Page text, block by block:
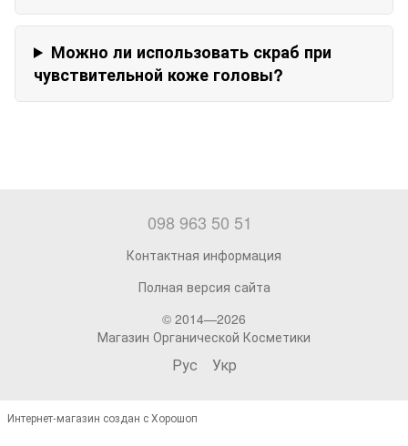
Можно ли использовать скраб при
чувствительной коже головы?
098 963 50 51
Контактная информация
Полная версия сайта
© 2014—2026
Магазин Органической Косметики
Рус Укр
Интернет-магазин создан с Хорошоп